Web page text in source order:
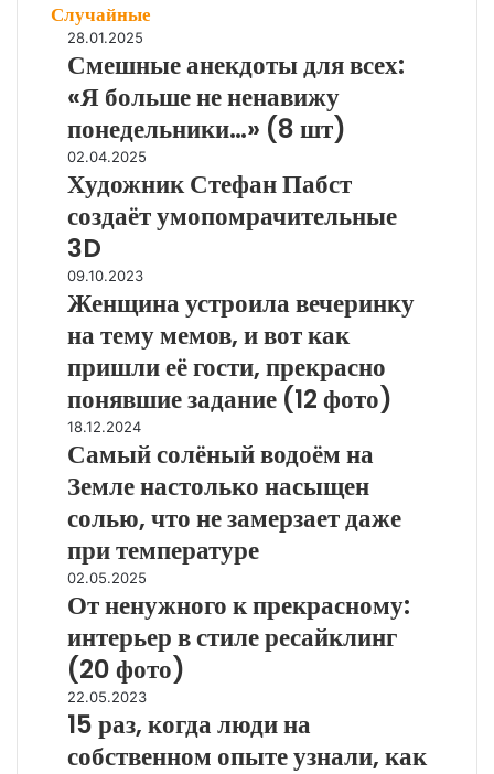
Случайные
С
м
ш
н
ы
е
н
е
к
д
о
т
ы
л
я
в
с
е
х
:
«
Я
б
о
л
ь
е
н
28.01.2025
Смешные анекдоты для всех:
«Я больше не ненавижу
понедельники…» (8 шт)
Х
у
о
ж
н
и
С
т
ф
а
н
П
б
с
т
с
о
з
д
а
ё
т
у
02.04.2025
Художник Стефан Пабст
создаёт умопомрачительные
3D
Ж
е
щ
и
н
у
с
т
о
и
л
а
е
ч
е
р
и
н
09.10.2023
Женщина устроила вечеринку
на тему мемов, и вот как
пришли её гости, прекрасно
понявшие задание (12 фото)
С
а
ы
й
с
л
ё
н
ы
й
в
д
18.12.2024
Самый солёный водоём на
Земле настолько насыщен
солью, что не замерзает даже
при температуре
О
т
е
н
у
ж
о
02.05.2025
От ненужного к прекрасному:
интерьер в стиле ресайклинг
(20 фото)
1
5
а
22.05.2023
15 раз, когда люди на
собственном опыте узнали, как